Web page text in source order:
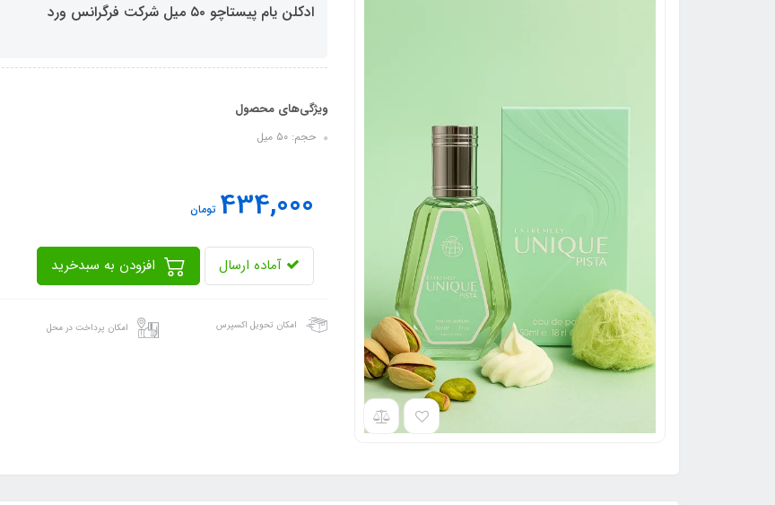
ادکلن یام پیستاچو ۵٠ میل شرکت فرگرانس ورد
ویژگی‌های محصول
حجم: ۵٠ میل
434,000 تومان
آماده ارسال
امکان تحویل اکسپرس امکان پرداخت در محل